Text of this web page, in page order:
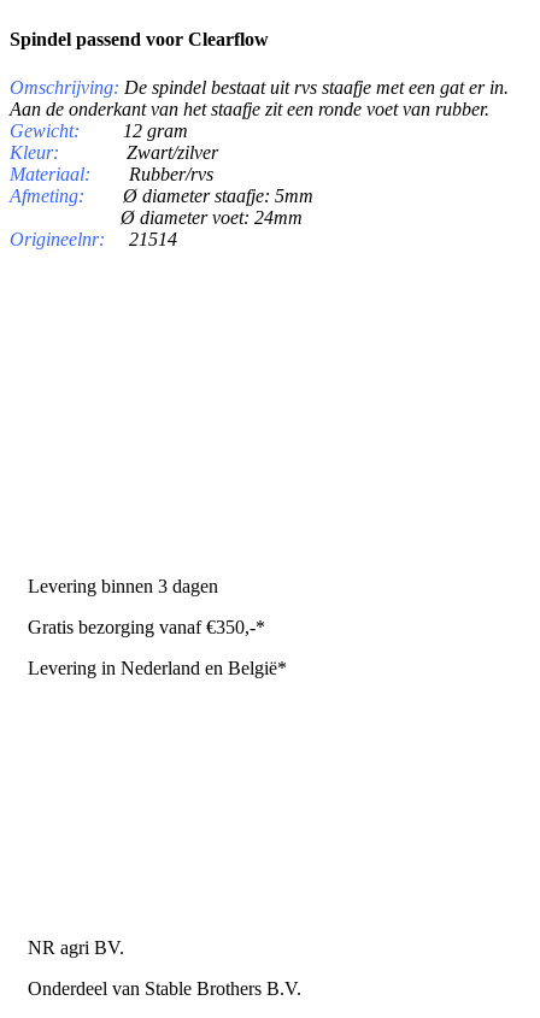
Spindel passend voor Clearflow
Omschrijving: De spindel bestaat uit rvs staafje met een gat er in.
Aan de onderkant van het staafje zit een ronde voet van rubber.
Gewicht:
12 gram
Kleur:
Zwart/zilver
Materiaal:
Rubber/rvs
Afmeting:
Ø diameter staafje: 5mm
Ø diameter voet: 24mm
Origineelnr:
21514
Levering binnen 3 dagen
Gratis bezorging vanaf €350,-*
Levering in Nederland en België*
NR agri BV.
Onderdeel van Stable Brothers B.V.